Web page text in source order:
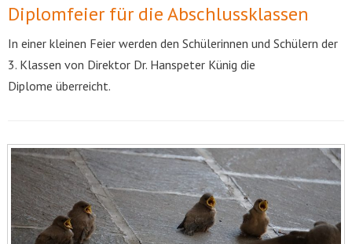
Diplomfeier für die Abschlussklassen
In einer kleinen Feier werden den Schülerinnen und Schülern der
3. Klassen von Direktor Dr. Hanspeter Künig die
Diplome überreicht.